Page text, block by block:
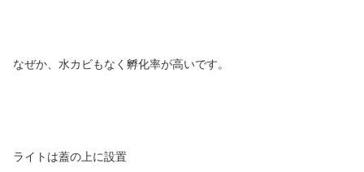
なぜか、水カビもなく孵化率が高いです。
ライトは蓋の上に設置